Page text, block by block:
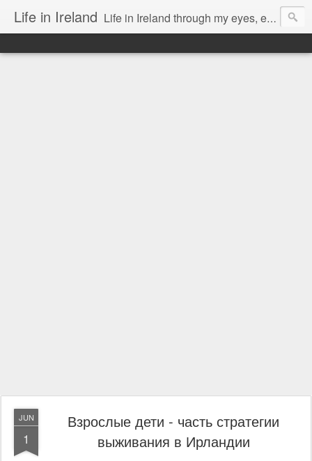
Life in Ireland Life in Ireland through my eyes, emigrants from Lithuania. When I came to this wonderful country at the age of 48, there was a certain paradigm shift for me. I was surprised that life is so intense here, if you want to see, accept this country and learn all new opportunities.
JUN
1
Взрослые дети - часть стратегии
выживания в Ирландии